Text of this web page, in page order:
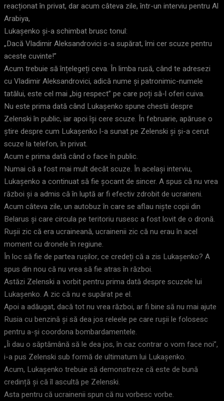
reacționat în privat, dar acum câteva zile, într-un interviu pentru Al
Arabiya,
Lukașenko și-a schimbat brusc tonul:
„Dacă Vladimir Aleksandrovici s-a supărat, îmi cer scuze pentru
aceste cuvinte!”
Acum trebuie să înțelegeți ceva. În limba rusă, când te adresezi
cu Vladimir Aleksandrovici, adică nume și patronimic-numele
tatălui, este cel mai „big respect” pe care poți să-l oferi cuiva.
Nu este prima dată când Lukașenko spune chestii despre
Zelenski în public, iar apoi își cere scuze. În februarie, apăruse o
știre despre cum Lukașenko l-a sunat pe Zelenski și și-a cerut
scuze la telefon, în privat.
Acum e prima dată când o face în public.
Numai că a fost mai mult decât scuze. În același interviu,
Lukașenko a continuat să fie șocant de sincer. A spus că nu vrea
război și a admis că în luptă ar fi efectiv zdrobit de ucraineni.
Acum câteva zile, un autobuz în care se aflau niște copii din
Belarus și care circula pe teritoriu rusesc a fost lovit de o dronă.
Rușii zic că era ucraineană, ucrainenii zic că nu erau în acel
moment cu dronele în regiune.
În loc să fie de partea rușilor, ce credeți că a zis Lukașenko? A
spus din nou că nu vrea să fie atras în război.
Astăzi Zelenski a vorbit pentru prima dată despre scuzele lui
Lukașenko. A zic că nu e supărat pe el.
Apoi a adăugat, dacă tot nu vrea război, ar fi bine să nu mai ajute
Rusia cu benzină și să dea jos releele pe care rușii le folosesc
pentru a-și coordona bombardamentele.
„Îi dau o săptămână să le dea jos, în caz contrar o vom face noi”,
i-a pus Zelenski sub formă de ultimatum lui Lukașenko.
Acum, Lukașenko trebuie să demonstreze că este de bună
credință și că îl ascultă pe Zelenski.
Asta pentru că ucrainenii spun că nu vorbesc vorbe.